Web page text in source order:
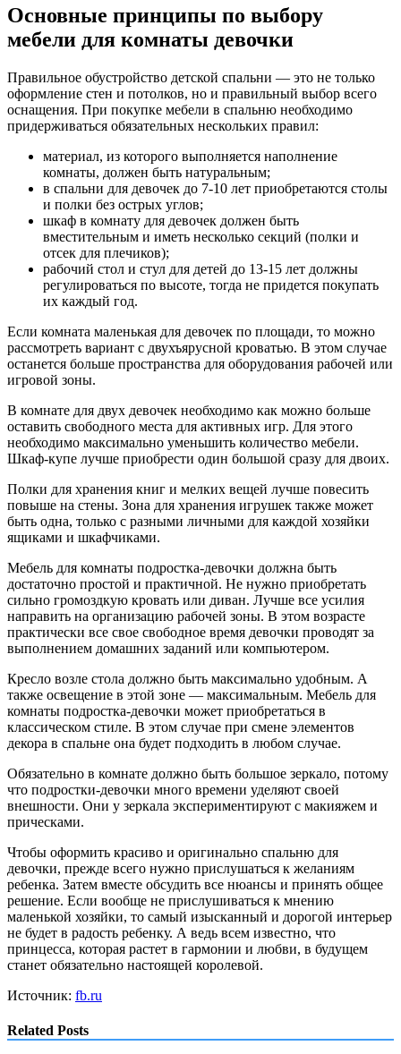
Основные принципы по выбору
мебели для комнаты девочки
Правильное обустройство детской спальни — это не только
оформление стен и потолков, но и правильный выбор всего
оснащения. При покупке мебели в спальню необходимо
придерживаться обязательных нескольких правил:
материал, из которого выполняется наполнение
комнаты, должен быть натуральным;
в спальни для девочек до 7-10 лет приобретаются столы
и полки без острых углов;
шкаф в комнату для девочек должен быть
вместительным и иметь несколько секций (полки и
отсек для плечиков);
рабочий стол и стул для детей до 13-15 лет должны
регулироваться по высоте, тогда не придется покупать
их каждый год.
Если комната маленькая для девочек по площади, то можно
рассмотреть вариант с двухъярусной кроватью. В этом случае
останется больше пространства для оборудования рабочей или
игровой зоны.
В комнате для двух девочек необходимо как можно больше
оставить свободного места для активных игр. Для этого
необходимо максимально уменьшить количество мебели.
Шкаф-купе лучше приобрести один большой сразу для двоих.
Полки для хранения книг и мелких вещей лучше повесить
повыше на стены. Зона для хранения игрушек также может
быть одна, только с разными личными для каждой хозяйки
ящиками и шкафчиками.
Мебель для комнаты подростка-девочки должна быть
достаточно простой и практичной. Не нужно приобретать
сильно громоздкую кровать или диван. Лучше все усилия
направить на организацию рабочей зоны. В этом возрасте
практически все свое свободное время девочки проводят за
выполнением домашних заданий или компьютером.
Кресло возле стола должно быть максимально удобным. А
также освещение в этой зоне — максимальным. Мебель для
комнаты подростка-девочки может приобретаться в
классическом стиле. В этом случае при смене элементов
декора в спальне она будет подходить в любом случае.
Обязательно в комнате должно быть большое зеркало, потому
что подростки-девочки много времени уделяют своей
внешности. Они у зеркала экспериментируют с макияжем и
прическами.
Чтобы оформить красиво и оригинально спальню для
девочки, прежде всего нужно прислушаться к желаниям
ребенка. Затем вместе обсудить все нюансы и принять общее
решение. Если вообще не прислушиваться к мнению
маленькой хозяйки, то самый изысканный и дорогой интерьер
не будет в радость ребенку. А ведь всем известно, что
принцесса, которая растет в гармонии и любви, в будущем
станет обязательно настоящей королевой.
Источник: fb.ru
Related Posts